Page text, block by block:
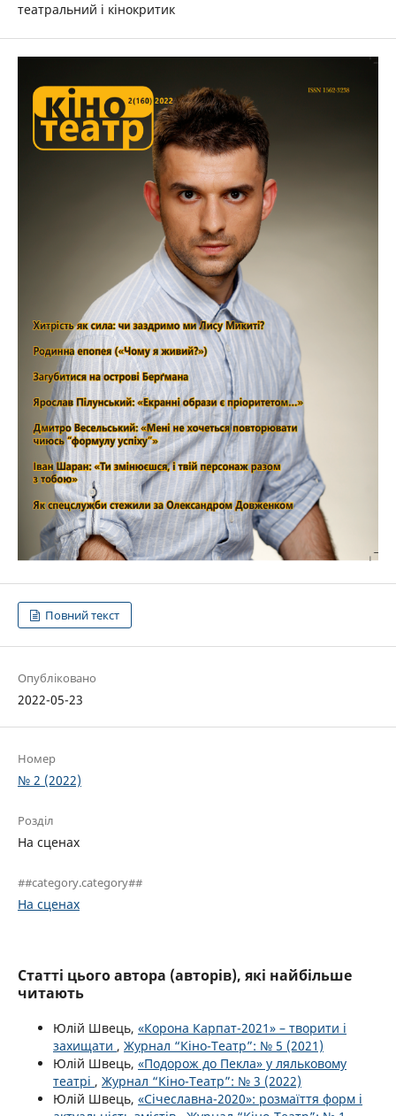
театральний і кінокритик
Повний текст
Опубліковано
2022-05-23
Номер
№ 2 (2022)
Розділ
На сценах
##category.category##
На сценах
Статті цього автора (авторів), які найбільше
читають
Юлій Швець, «Корона Карпат-2021» – творити і
захищати , Журнал “Кіно-Театр”: № 5 (2021)
Юлій Швець, «Подорож до Пекла» у ляльковому
театрі , Журнал “Кіно-Театр”: № 3 (2022)
Юлій Швець, «Січеславна-2020»: розмаїття форм і